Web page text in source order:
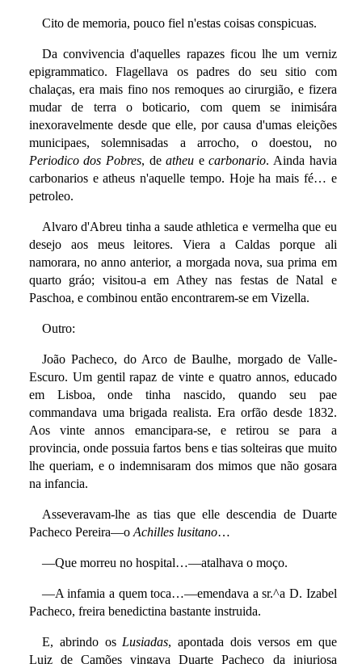
Cito de memoria, pouco fiel n'estas coisas conspicuas.
Da convivencia d'aquelles rapazes ficou lhe um verniz
epigrammatico. Flagellava os padres do seu sitio com
chalaças, era mais fino nos remoques ao cirurgião, e fizera
mudar de terra o boticario, com quem se inimisára
inexoravelmente desde que elle, por causa d'umas eleições
municipaes, solemnisadas a arrocho, o doestou, no
Periodico dos Pobres, deatheu ecarbonario. Ainda havia
carbonarios e atheus n'aquelle tempo. Hoje ha mais fé… e
petroleo.
Alvaro d'Abreu tinha a saude athletica e vermelha que eu
desejo aos meus leitores. Viera a Caldas porque ali
namorara, no anno anterior, a morgada nova, sua prima em
quarto gráo; visitou-a em Athey nas festas de Natal e
Paschoa, e combinou então encontrarem-se em Vizella.
Outro:
João Pacheco, do Arco de Baulhe, morgado de Valle-
Escuro. Um gentil rapaz de vinte e quatro annos, educado
em Lisboa, onde tinha nascido, quando seu pae
commandava uma brigada realista. Era orfão desde 1832.
Aos vinte annos emancipara-se, e retirou se para a
provincia, onde possuia fartos bens e tias solteiras que muito
lhe queriam, e o indemnisaram dos mimos que não gosara
na infancia.
Asseveravam-lhe as tias que elle descendia de Duarte
Pacheco Pereira—o Achilles lusitano…
—Que morreu no hospital…—atalhava o moço.
—A infamia a quem toca…—emendava a sr.^a D. Izabel
Pacheco, freira benedictina bastante instruida.
E, abrindo os Lusiadas, apontada dois versos em que
Luiz de Camões vingava Duarte Pacheco da injuriosa